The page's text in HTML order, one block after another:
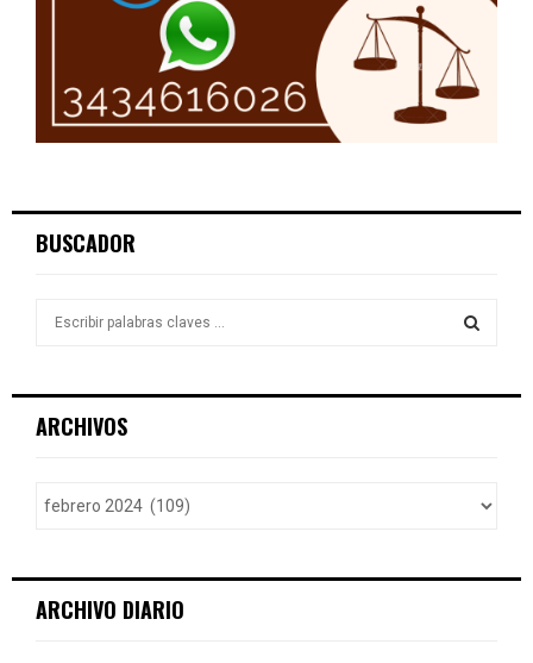
BUSCADOR
h
ARCHIVOS
ARCHIVO DIARIO